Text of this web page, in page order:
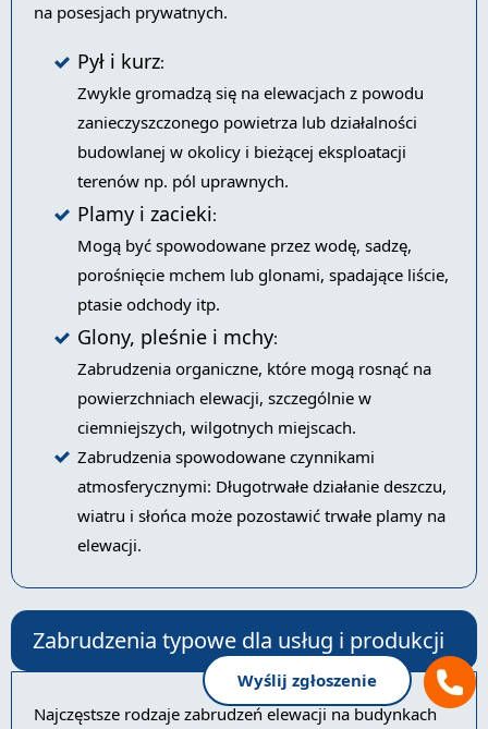
na posesjach prywatnych.
Pył i kurz:
Zwykle gromadzą się na elewacjach z powodu
zanieczyszczonego powietrza lub działalności
budowlanej w okolicy i bieżącej eksploatacji
terenów np. pól uprawnych.
Plamy i zacieki:
Mogą być spowodowane przez wodę, sadzę,
porośnięcie mchem lub glonami, spadające liście,
ptasie odchody itp.
Glony, pleśnie i mchy:
Zabrudzenia organiczne, które mogą rosnąć na
powierzchniach elewacji, szczególnie w
ciemniejszych, wilgotnych miejscach.
Zabrudzenia spowodowane czynnikami
atmosferycznymi: Długotrwałe działanie deszczu,
wiatru i słońca może pozostawić trwałe plamy na
elewacji.
Zabrudzenia typowe dla usług i produkcji
Najczęstsze rodzaje zabrudzeń elewacji na budynkach
Wyślij zgłoszenie